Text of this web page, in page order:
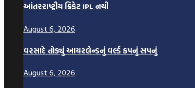
આંતરરાષ્ટ્રીય ક્રિકેટ IPL નથી
August 6, 2026
વરસાદે તોડ્યું આયરલેન્ડનું વર્લ્ડ કપનું સપનું
August 6, 2026